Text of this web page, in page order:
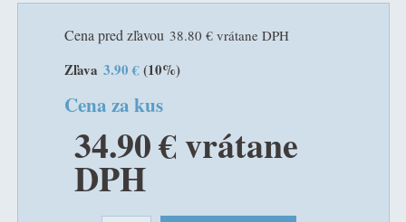
Cena pred zľavou 38.80 € vrátane DPH
Zľava 3.90 € (10%)
Cena za kus
34.90 € vrátane
DPH